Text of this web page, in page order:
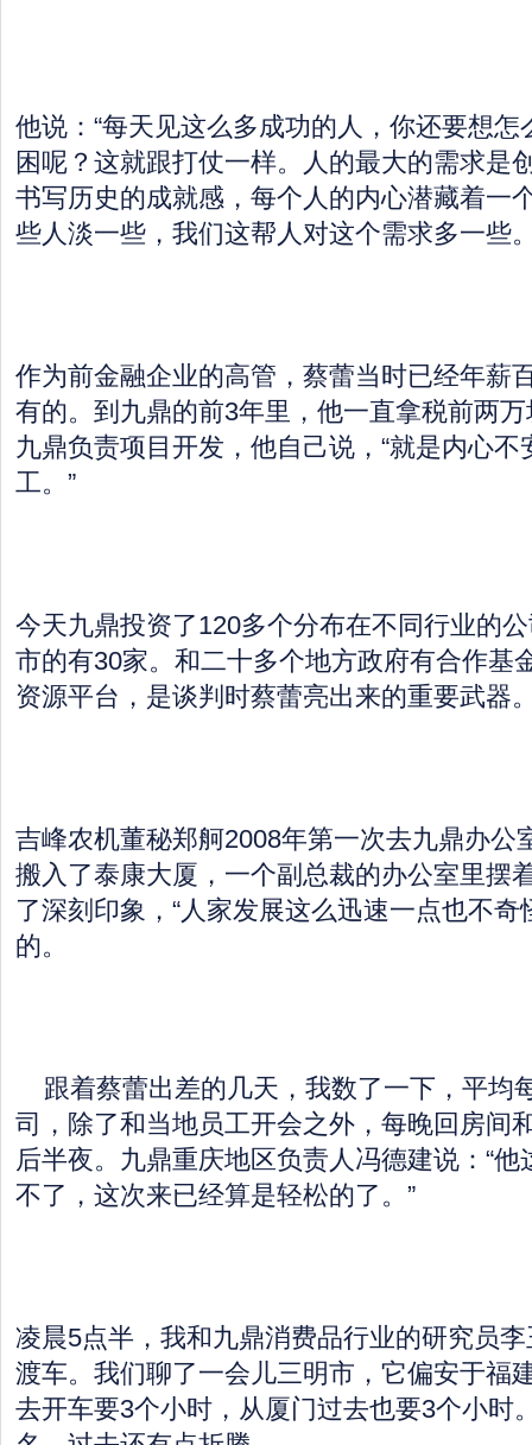
他说：“每天见这么多成功的人，你还要想
困呢？这就跟打仗一样。人的最大的需求是
书写历史的成就感，每个人的内心潜藏着一
些人淡一些，我们这帮人对这个需求多一些
作为前金融企业的高管，蔡蕾当时已经年薪
有的。到九鼎的前3年里，他一直拿税前两
九鼎负责项目开发，他自己说，“就是内心
工。”
今天九鼎投资了120多个分布在不同行业的
市的有30家。和二十多个地方政府有合作基
资源平台，是谈判时蔡蕾亮出来的重要武器
吉峰农机董秘郑舸2008年第一次去九鼎办公
搬入了泰康大厦，一个副总裁的办公室里摆
了深刻印象，“人家发展这么迅速一点也不
的。
跟着蔡蕾出差的几天，我数了一下，平均
司，除了和当地员工开会之外，每晚回房间
后半夜。九鼎重庆地区负责人冯德建说：“
不了，这次来已经算是轻松的了。”
凌晨5点半，我和九鼎消费品行业的研究员
渡车。我们聊了一会儿三明市，它偏安于福
去开车要3个小时，从厦门过去也要3个小时